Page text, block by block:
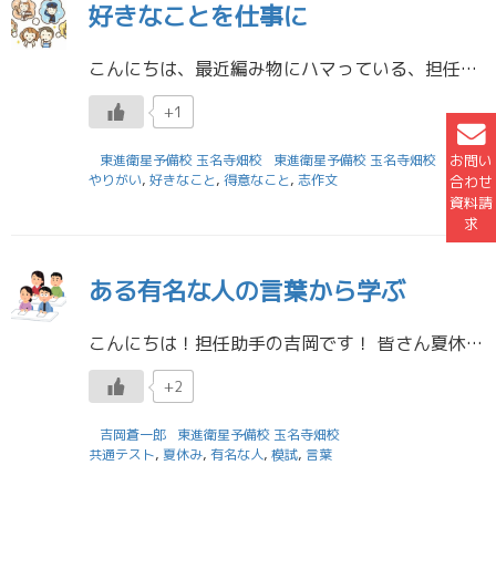
お問い
合わせ
資料請
求
好きなことを仕事に
こんにちは、最近編み物にハマっている、担任助手の河上です。 前からやってみたいと思っていたのですが、難しそうで自分にできるかなという不安があり、始められずにいました。しかし、編み物が上手な友達から「コースターとか簡単なの […]
+1
東進衛星予備校 玉名寺畑校
東進衛星予備校 玉名寺畑校
やりがい, 好きなこと, 得意なこと, 志作文
ある有名な人の言葉から学ぶ
こんにちは！担任助手の吉岡です！ 皆さん夏休みはどうでしたでしょうか？ 自分の思い描いた夏休みを過ごすことができましたか？ 特に高校3年生にとっては大事な夏休みでした！もし、思うようにいかなかった部分があるなら、原因を考 […]
+2
吉岡蒼一郎
東進衛星予備校 玉名寺畑校
共通テスト, 夏休み, 有名な人, 模試, 言葉